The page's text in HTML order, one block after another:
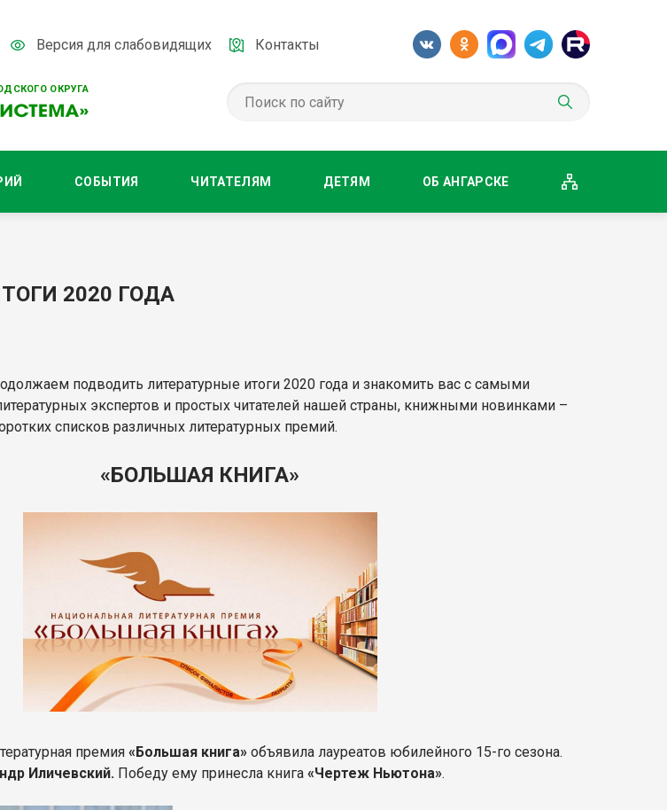
ОКРУГА
Версия для слабовидящих Контакты
СОБЫТИЯ ЧИТАТЕЛЯМ ДЕТЯМ ОБ АНГАРСКЕ
2020 ГОДА
подводить литературные итоги 2020 года и знакомить вас с самыми
экспертов и простых читателей нашей страны, книжными новинками –
списков различных литературных премий.
«БОЛЬШАЯ КНИГА»
премия«Большая книга»объявила лауреатов юбилейного 15-го сезона.
Иличевский. Победу ему принесла книга«Чертеж Ньютона».